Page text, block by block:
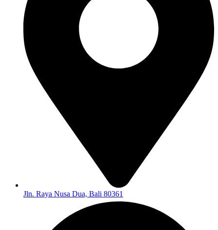
Jln. Raya Nusa Dua, Bali 80361